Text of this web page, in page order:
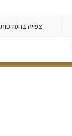
צפייה בהעדפות